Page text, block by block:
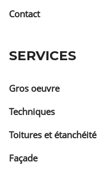
Contact
SERVICES
Gros oeuvre
Techniques
Toitures et étanchéité
Façade